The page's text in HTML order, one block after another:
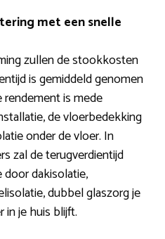
met een snelle
zullen de stookkosten
is gemiddeld genomen
rendement is mede
de vloerbedekking
onder de vloer. In
zal de terugverdientijd
dakisolatie,
dubbel glaszorg je
in je huis blijft.